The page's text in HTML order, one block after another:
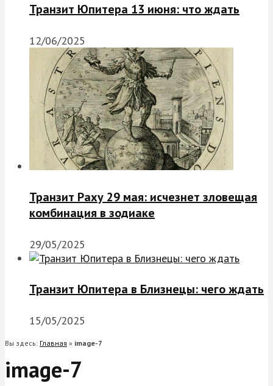
Транзит Юпитера 13 июня: что ждать
12/06/2025
Транзит Раху 29 мая: исчезнет зловещая
комбинация в зодиаке
29/05/2025
Транзит Юпитера в Близнецы: чего ждать
15/05/2025
Вы здесь: Главная » image-7
image-7